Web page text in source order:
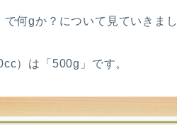
何gか？について見ていきまし
）は「500g」です。